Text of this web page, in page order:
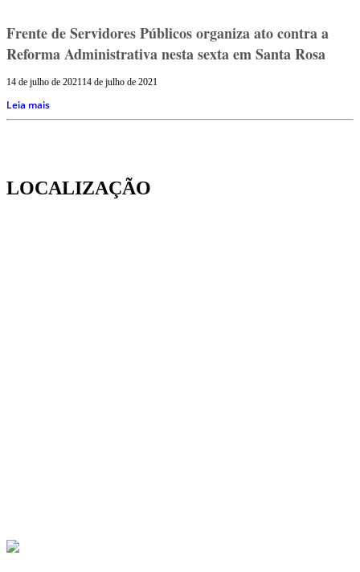
Frente de Servidores Públicos organiza ato contra a
Reforma Administrativa nesta sexta em Santa Rosa
14 de julho de 202114 de julho de 2021
Leia mais
LOCALIZAÇÃO